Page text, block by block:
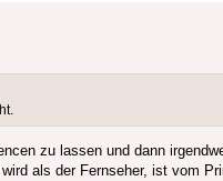
zu lassen und dann
als der Fernseher, ist vom